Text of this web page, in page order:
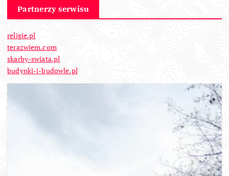
Partnerzy serwisu
religie.pl
terazwiem.com
skarby-swiata.pl
budynki-i-budowle.pl